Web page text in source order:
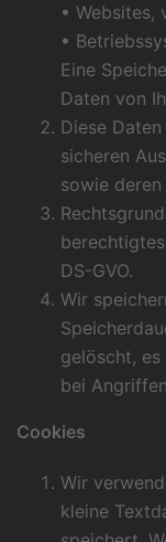
• Websites,
•
Eine
Daten von
Diese
sicheren
sowie
DS-GVO.
Wir
gelöscht,
bei
Cookies
Wir
kleine